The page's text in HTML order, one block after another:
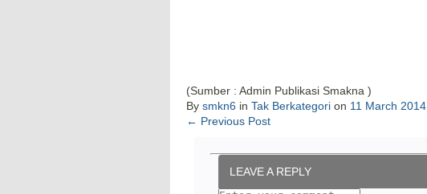
(Sumber : Admin Publikasi Smakna )
By smkn6 in Tak Berkategori on 11 March 2014
← Previous Post
LEAVE A REPLY